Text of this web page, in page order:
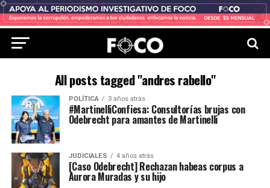
All posts tagged "andres rabello"
POLÍTICA 3 años atrás
#MartinelliConfiesa: Consultorías brujas con
Odebrecht para amantes de Martinelli
JUDICIALES 4 años atrás
[Caso Odebrecht] Rechazan habeas corpus a
Aurora Muradas y su hijo